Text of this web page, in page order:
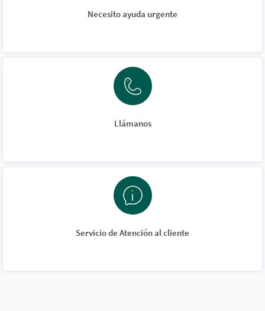
Necesito ayuda urgente
Llámanos
Servicio de Atención al cliente